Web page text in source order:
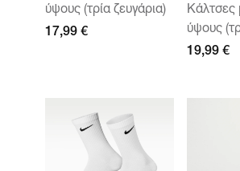
ύψους (τρία ζευγάρια)
17,99 €
Κάλτσες
ύψους
19,99 €